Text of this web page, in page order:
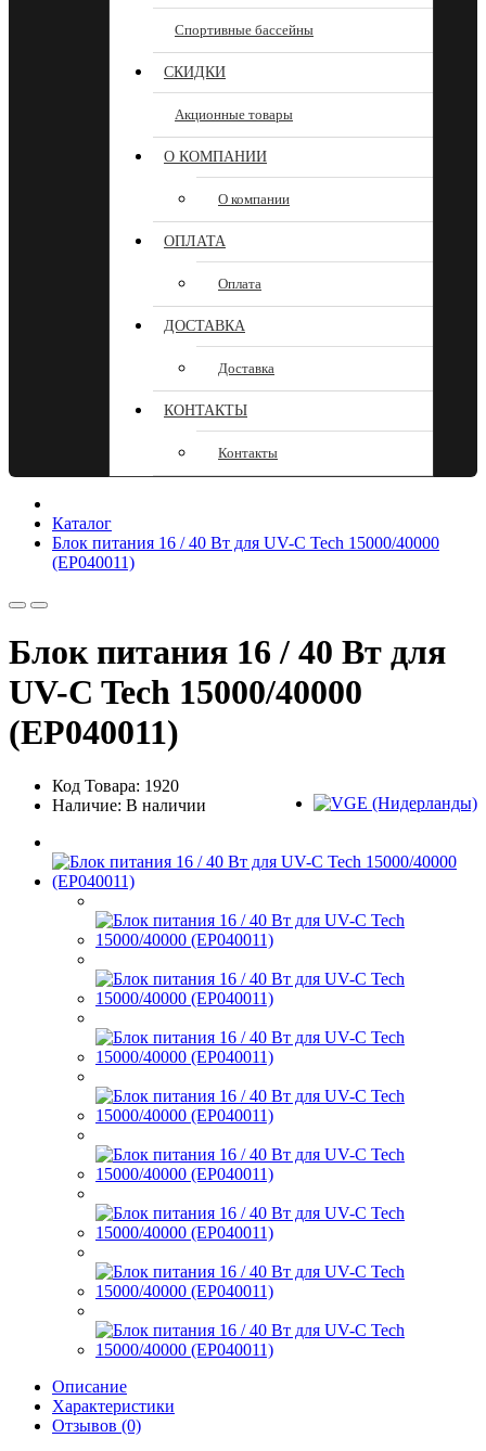
Спортивные бассейны
СКИДКИ
Акционные товары
О КОМПАНИИ
О компании
ОПЛАТА
Оплата
ДОСТАВКА
Доставка
КОНТАКТЫ
Контакты
Каталог
Блок питания 16 / 40 Вт для UV-C Tech 15000/40000
(EP040011)
Блок питания 16 / 40 Вт для
UV-C Tech 15000/40000
(EP040011)
Код Товара: 1920
Наличие: В наличии
Описание
Характеристики
Отзывов (0)